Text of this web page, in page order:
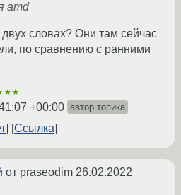
amd
двух словах? Они там сейчас
по сравнению с ранними
+00:00 автор топика
Ссылка
от praseodim 26.02.2022